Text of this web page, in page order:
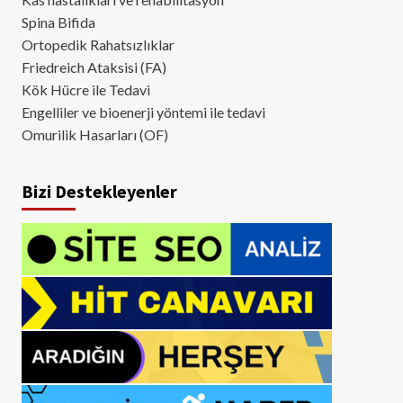
Spina Bifida
Ortopedik Rahatsızlıklar
Friedreich Ataksisi (FA)
Kök Hücre ile Tedavi
Engelliler ve bioenerji yöntemi ile tedavi
Omurilik Hasarları (OF)
Bizi Destekleyenler